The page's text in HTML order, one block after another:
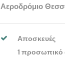
Αεροδρόμιο
Αποσκευές
1 προσωπικό